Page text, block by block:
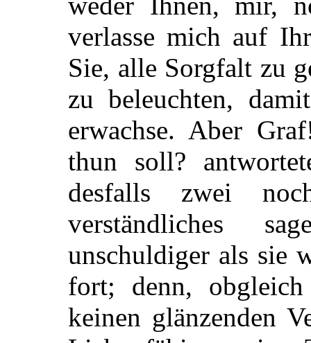
verlasse mich auf
Sie, alle Sorgfalt zu
zu beleuchten,
erwachse. Aber
thun soll?
desfalls zwei
verständliches
unschuldiger als sie
fort; denn,
keinen glänzenden